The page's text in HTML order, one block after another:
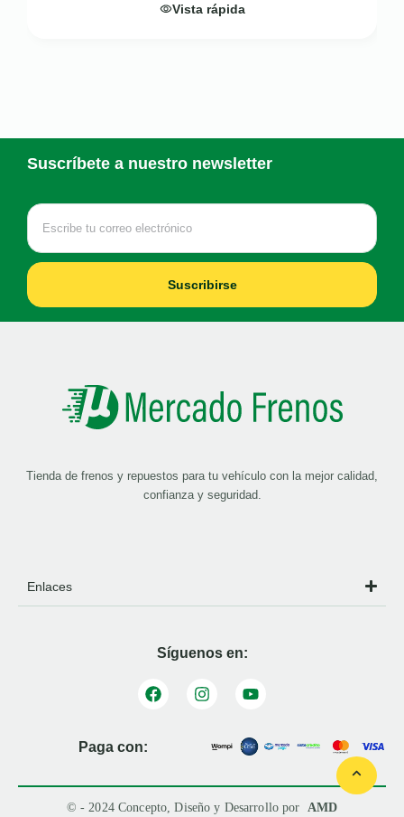
Vista rápida
Suscríbete a nuestro newsletter
Suscribirse
Tienda de frenos y repuestos para tu vehículo con la mejor calidad,
confianza y seguridad.
Enlaces
Síguenos en:
Paga con:
© - 2024 Concepto, Diseño y Desarrollo por AMD